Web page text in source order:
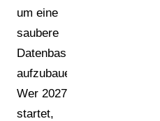
um eine
saubere
Datenbasis
aufzubauen.
Wer 2027
startet,